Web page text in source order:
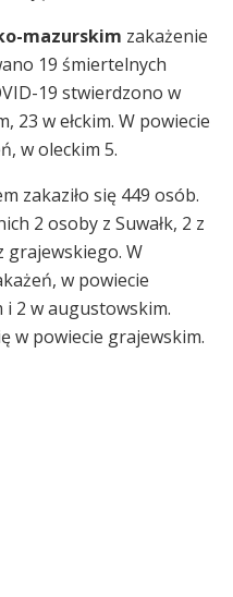
mazurskim zakażenie
19 śmiertelnych
19 stwierdzono w
23 w ełckim. W powiecie
w oleckim 5.
zakaziło się 449 osób.
2 osoby z Suwałk, 2 z
grajewskiego. W
w powiecie
i 2 w augustowskim.
w powiecie grajewskim.